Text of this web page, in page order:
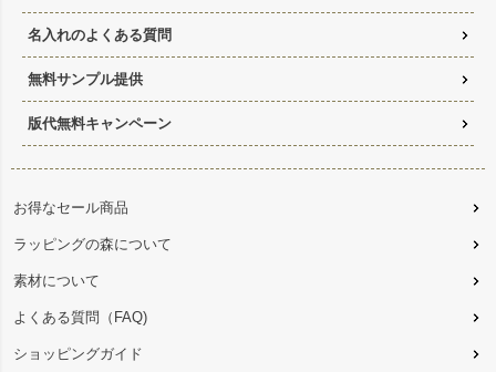
名入れのよくある質問
無料サンプル提供
版代無料キャンペーン
お得なセール商品
ラッピングの森について
素材について
よくある質問（FAQ)
ショッピングガイド